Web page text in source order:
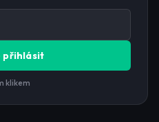
přihlásit
klikem